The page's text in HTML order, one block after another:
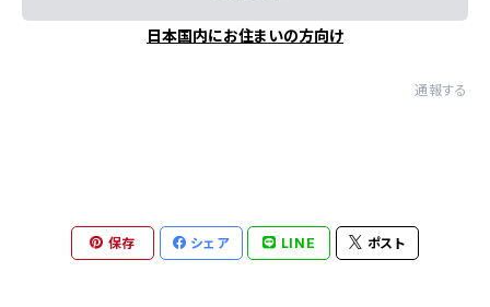
日本国内にお住まいの方向け
通報する
保存 シェア LINE ポスト